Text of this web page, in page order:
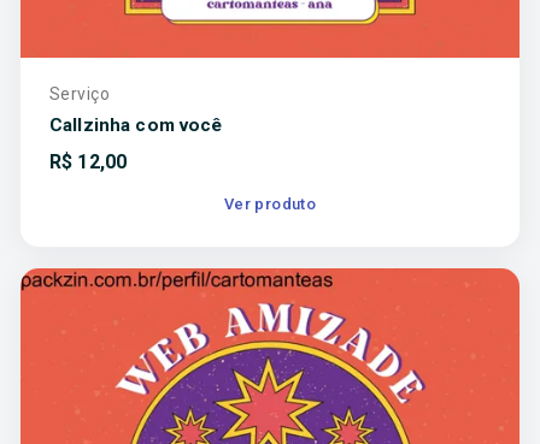
Serviço
Callzinha com você
R$ 12,00
Ver produto